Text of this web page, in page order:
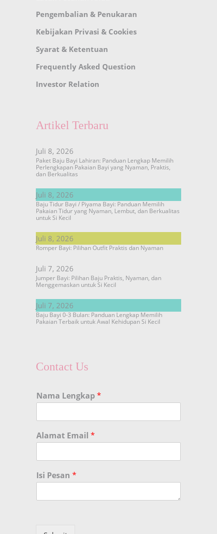
Pengembalian & Penukaran
Kebijakan Privasi & Cookies
Syarat & Ketentuan
Frequently Asked Question
Investor Relation
Artikel Terbaru
Juli 8, 2026
Paket Baju Bayi Lahiran: Panduan Lengkap Memilih
Perlengkapan Pakaian Bayi yang Nyaman, Praktis,
dan Berkualitas
Juli 8, 2026
Baju Tidur Bayi / Piyama Bayi: Panduan Memilih
Pakaian Tidur yang Nyaman, Lembut, dan Berkualitas
untuk Si Kecil
Juli 8, 2026
Romper Bayi: Pilihan Outfit Praktis dan Nyaman
Juli 7, 2026
Jumper Bayi: Pilihan Baju Praktis, Nyaman, dan
Menggemaskan untuk Si Kecil
Juli 7, 2026
Baju Bayi 0-3 Bulan: Panduan Lengkap Memilih
Pakaian Terbaik untuk Awal Kehidupan Si Kecil
Contact Us
Nama Lengkap*
Alamat Email *
Isi Pesan *